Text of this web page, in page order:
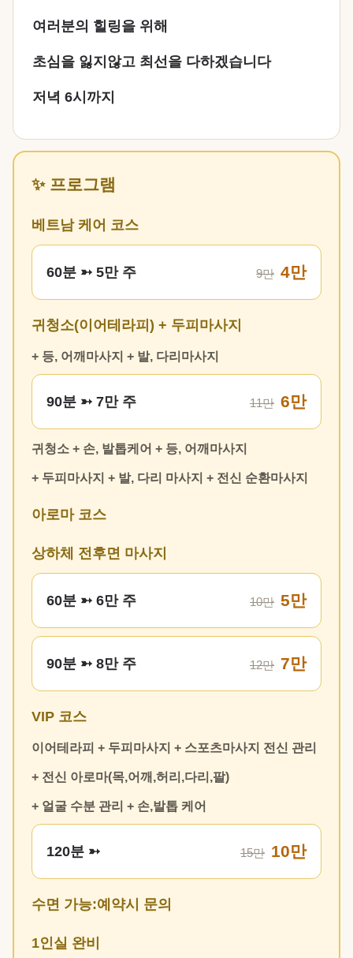
여러분의 힐링을 위해
초심을 잃지않고 최선을 다하겠습니다
저녁 6시까지
✨ 프로그램
베트남 케어 코스
60분 ➳ 5만 주 9만 4만
귀청소(이어테라피) + 두피마사지
+ 등, 어깨마사지 + 발, 다리마사지
90분 ➳ 7만 주 11만 6만
귀청소 + 손, 발톱케어 + 등, 어깨마사지
+ 두피마사지 + 발, 다리 마사지 + 전신 순환마사지
아로마 코스
상하체 전후면 마사지
60분 ➳ 6만 주 10만 5만
90분 ➳ 8만 주 12만 7만
VIP 코스
이어테라피 + 두피마사지 + 스포츠마사지 전신 관리
+ 전신 아로마(목,어깨,허리,다리,팔)
+ 얼굴 수분 관리 + 손,발톱 케어
120분 ➳ 15만 10만
수면 가능:예약시 문의
1인실 완비